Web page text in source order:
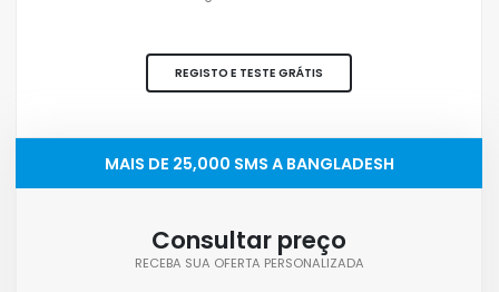
REGISTO E TESTE GRÁTIS
MAIS DE 25,000 SMS A BANGLADESH
Consultar preço
RECEBA SUA OFERTA PERSONALIZADA